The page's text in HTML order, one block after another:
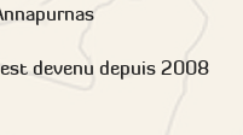
devenu depuis 2008